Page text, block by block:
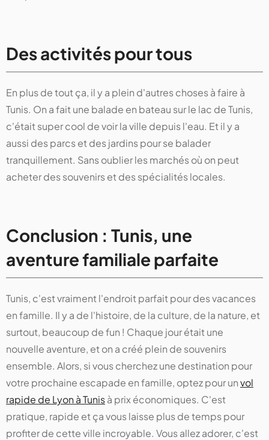
Des activités pour tous
En plus de tout ça, il y a plein d'autres choses à faire à
Tunis. On a fait une balade en bateau sur le lac de Tunis,
c'était super cool de voir la ville depuis l'eau. Et il y a
aussi des parcs et des jardins pour se balader
tranquillement. Sans oublier les marchés où on peut
acheter des souvenirs et des spécialités locales.
Conclusion : Tunis, une
aventure familiale parfaite
Tunis, c'est vraiment l'endroit parfait pour des vacances
en famille. Il y a de l'histoire, de la culture, de la nature, et
surtout, beaucoup de fun ! Chaque jour était une
nouvelle aventure, et on a créé plein de souvenirs
ensemble. Alors, si vous cherchez une destination pour
votre prochaine escapade en famille, optez pour unvol
rapide de Lyon à Tunisà prix économiques. C'est
pratique, rapide et ça vous laisse plus de temps pour
profiter de cette ville incroyable. Vous allez adorer, c'est